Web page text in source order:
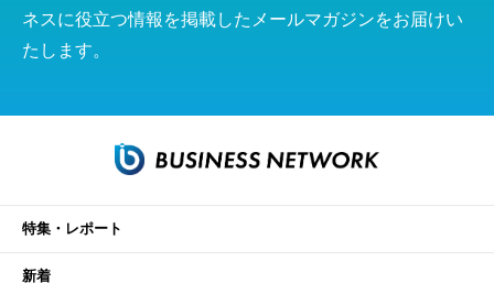
ネスに役立つ情報を掲載したメールマガジンをお届けい
たします。
特集・レポート
新着